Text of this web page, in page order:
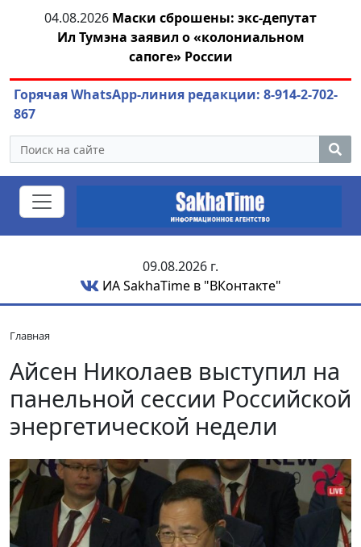
04.08.2026 Маски сброшены: экс-депутат
Ил Тумэна заявил о «колониальном
сапоге» России
Горячая WhatsApp-линия редакции: 8-914-2-702-
867
09.08.2026 г.
ИА SakhaTime в "ВКонтакте"
Главная
Айсен Николаев выступил на
панельной сессии Российской
энергетической недели